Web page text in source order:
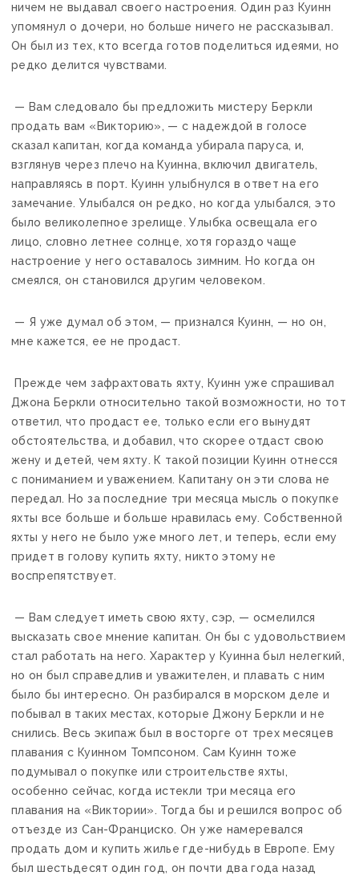
ничем не выдавал своего настроения. Один раз Куинн
упомянул о дочери, но больше ничего не рассказывал.
Он был из тех, кто всегда готов поделиться идеями, но
редко делится чувствами.
— Вам следовало бы предложить мистеру Беркли
продать вам «Викторию», — с надеждой в голосе
сказал капитан, когда команда убирала паруса, и,
взглянув через плечо на Куинна, включил двигатель,
направляясь в порт. Куинн улыбнулся в ответ на его
замечание. Улыбался он редко, но когда улыбался, это
было великолепное зрелище. Улыбка освещала его
лицо, словно летнее солнце, хотя гораздо чаще
настроение у него оставалось зимним. Но когда он
смеялся, он становился другим человеком.
— Я уже думал об этом, — признался Куинн, — но он,
мне кажется, ее не продаст.
Прежде чем зафрахтовать яхту, Куинн уже спрашивал
Джона Беркли относительно такой возможности, но тот
ответил, что продаст ее, только если его вынудят
обстоятельства, и добавил, что скорее отдаст свою
жену и детей, чем яхту. К такой позиции Куинн отнесся
с пониманием и уважением. Капитану он эти слова не
передал. Но за последние три месяца мысль о покупке
яхты все больше и больше нравилась ему. Собственной
яхты у него не было уже много лет, и теперь, если ему
придет в голову купить яхту, никто этому не
воспрепятствует.
— Вам следует иметь свою яхту, сэр, — осмелился
высказать свое мнение капитан. Он бы с удовольствием
стал работать на него. Характер у Куинна был нелегкий,
но он был справедлив и уважителен, и плавать с ним
было бы интересно. Он разбирался в морском деле и
побывал в таких местах, которые Джону Беркли и не
снились. Весь экипаж был в восторге от трех месяцев
плавания с Куинном Томпсоном. Сам Куинн тоже
подумывал о покупке или строительстве яхты,
особенно сейчас, когда истекли три месяца его
плавания на «Виктории». Тогда бы и решился вопрос об
отъезде из Сан-Франциско. Он уже намеревался
продать дом и купить жилье где-нибудь в Европе. Ему
был шестьдесят один год, он почти два года назад